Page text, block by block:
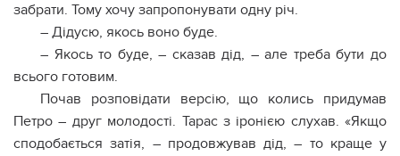
забрати. Тому хочу запропонувати одну річ.
– Дідусю, якось воно буде.
– Якось то буде, – сказав дід, – але треба бути до
всього готовим.
Почав розповідати версію, що колись придумав
Петро – друг молодості. Тарас з іронією слухав. «Якщо
сподобається затія, – продовжував дід, – то краще у